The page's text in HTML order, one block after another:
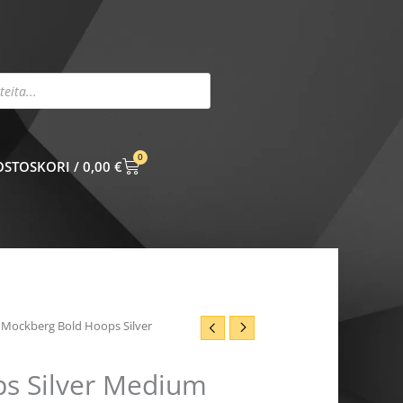
0,00 €
0
CART
Bold Hoops Silver
Silver Medium